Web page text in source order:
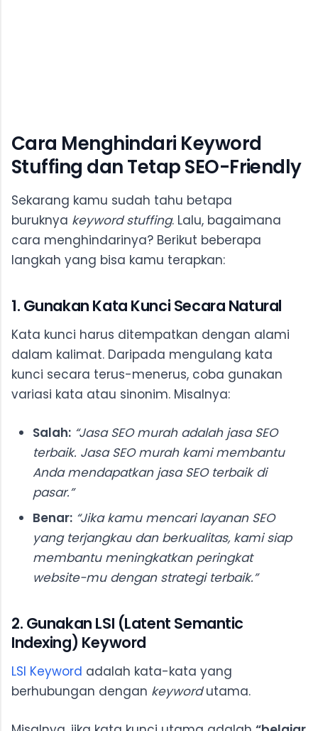
Cara Menghindari Keyword
Stuffing dan Tetap SEO-Friendly
Sekarang kamu sudah tahu betapa
buruknya keyword stuffing. Lalu, bagaimana
cara menghindarinya? Berikut beberapa
langkah yang bisa kamu terapkan:
1. Gunakan Kata Kunci Secara Natural
Kata kunci harus ditempatkan dengan alami
dalam kalimat. Daripada mengulang kata
kunci secara terus-menerus, coba gunakan
variasi kata atau sinonim. Misalnya:
Salah: “Jasa SEO murah adalah jasa SEO
terbaik. Jasa SEO murah kami membantu
Anda mendapatkan jasa SEO terbaik di
pasar.”
Benar: “Jika kamu mencari layanan SEO
yang terjangkau dan berkualitas, kami siap
membantu meningkatkan peringkat
website-mu dengan strategi terbaik.”
2. Gunakan LSI (Latent Semantic
Indexing) Keyword
LSI Keyword adalah kata-kata yang
berhubungan dengan keywordutama.